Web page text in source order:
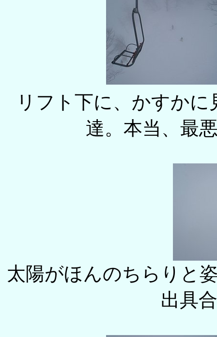
リフト下に、かすか
達。本当、最
太陽がほんのちらりと
出具